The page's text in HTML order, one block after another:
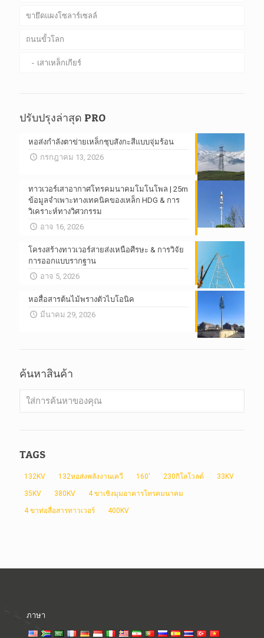
ขายึดแผงโซลาร์เซลล์
ถนนขั้วโลก
เสาเหล็กเกียร์
ปรับปรุงล่าสุด PRO
หอส่งกำลังตาข่ายเหล็กชุบสังกะสีแบบจุ่มร้อน
กรกฎาคม 13, 2026
ทาวเวอร์เสาอากาศโทรคมนาคมโมโนโพล | 25m
ข้อมูลจำเพาะทางเทคนิคของเหล็ก HDG & การ
วิเคราะห์ทางวิศวกรรม
อาจ 16, 2026
โครงสร้างทาวเวอร์สายส่งเหนือศีรษะ & การวิจัย
การออกแบบรากฐาน
อาจ 5, 2026
หอสื่อสารต้นไม้พรางตัวไบโอนิค
มีนาคม 29, 2026
ค้นหาสินค้า
TAGS
132KV 132หอส่งพลังงานเควี 160' 230กิโลโวลต์ 33KV
35KV 380KV 4 ขาเชิงมุมอาคารโทรคมนาคม
4 ขาท่อสื่อสารทาวเวอร์ 400KV
ภาษา